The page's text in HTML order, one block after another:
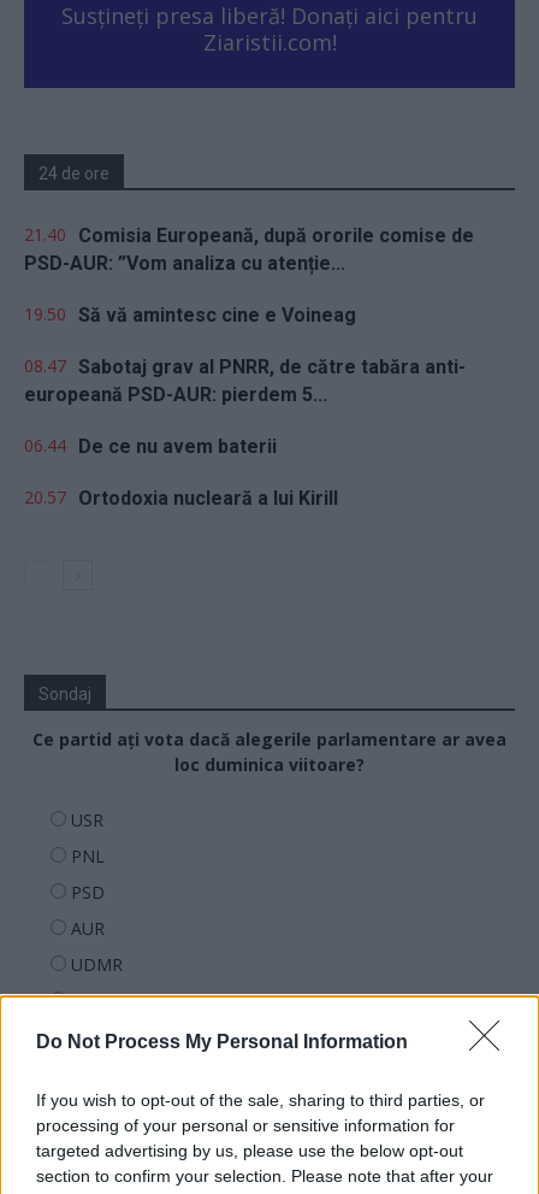
Do Not Process My Personal Information
If you wish to opt-out of the sale, sharing to third parties, or
processing of your personal or sensitive information for
targeted advertising by us, please use the below opt-out
section to confirm your selection. Please note that after your
Susțineți presa liberă! Donați aici pentru
Ziaristii.com!
24 de ore
21.40
Comisia Europeană, după ororile comise de
PSD-AUR: ”Vom analiza cu atenție...
19.50 Să vă amintesc cine e Voineag
08.47 Sabotaj grav al PNRR, de către tabăra anti-
europeană PSD-AUR: pierdem 5...
06.44 De ce nu avem baterii
20.57 Ortodoxia nucleară a lui Kirill
Sondaj
Ce partid ați vota dacă alegerile parlamentare ar avea
loc duminica viitoare?
USR
PNL
PSD
AUR
UDMR
PMP (Tomac)
Forța Dreptei (L. Orban)
REPER
SENS
SOS (Șoșoacă)